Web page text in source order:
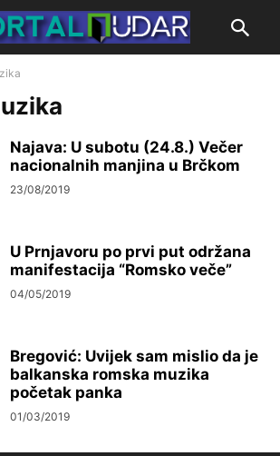
Najava: U subotu (24.8.) Večer
nacionalnih manjina u Brčkom
23/08/2019
U Prnjavoru po prvi put održana
manifestacija “Romsko veče”
04/05/2019
Bregović: Uvijek sam mislio da je
balkanska romska muzika
početak panka
01/03/2019